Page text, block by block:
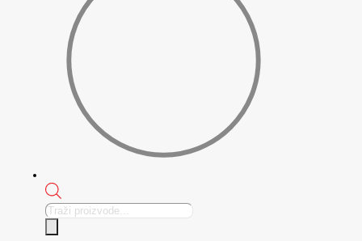
Products